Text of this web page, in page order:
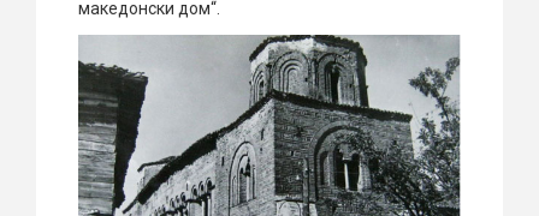
македонски дом“.